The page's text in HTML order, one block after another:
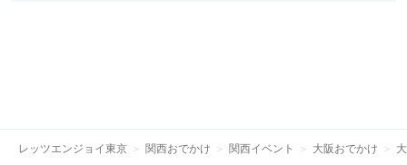
レッツエンジョイ東京 関西おでかけ 関西イベント 大阪おでかけ